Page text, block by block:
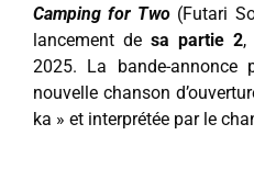
Camping for Two (Futari
lancement desa partie 2,
2025. La bande-annonce
nouvelle chanson
ka » et interprétée par le